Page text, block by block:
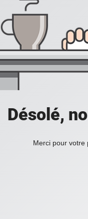
Désolé,
Merci pour votre